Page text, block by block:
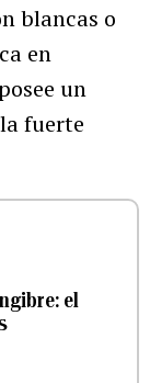
blancas o
en
un
fuerte
el